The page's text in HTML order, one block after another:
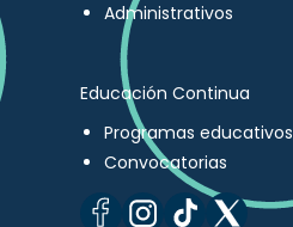
Administrativos
Educación Continua
Programas educativos
Convocatorias